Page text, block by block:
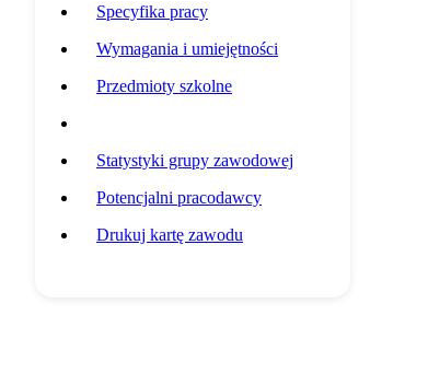
Specyfika pracy
Wymagania i umiejętności
Przedmioty szkolne
Statystyki grupy zawodowej
Potencjalni pracodawcy
Drukuj kartę zawodu